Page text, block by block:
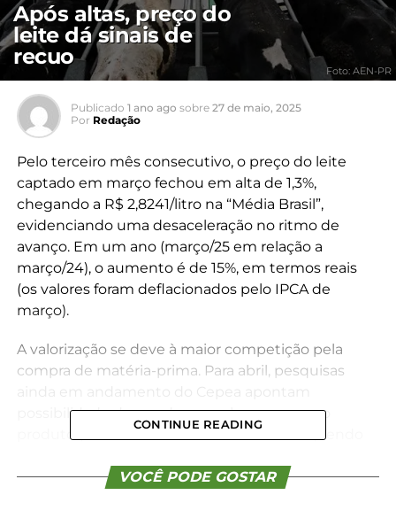
Após altas, preço do
leite dá sinais de
recuo
Foto: AEN-PR
Publicado 1 ano ago sobre 27 de maio, 2025
Por Redação
Pelo terceiro mês consecutivo, o preço do leite
captado em março fechou em alta de 1,3%,
chegando a R$ 2,8241/litro na “Média Brasil”,
evidenciando uma desaceleração no ritmo de
avanço. Em um ano (março/25 em relação a
março/24), o aumento é de 15%, em termos reais
(os valores foram deflacionados pelo IPCA de
março).
A valorização se deve à maior competição pela
compra de matéria-prima. Para abril, pesquisas
possibilidade de queda nos valores pagos ao
produtor, considerando-se a “Média Brasil”, tendo
está enfraquecida.
CONTINUE READING
VOCÊ PODE GOSTAR